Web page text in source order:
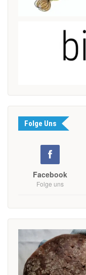
Folge Uns
Facebook
Folge uns